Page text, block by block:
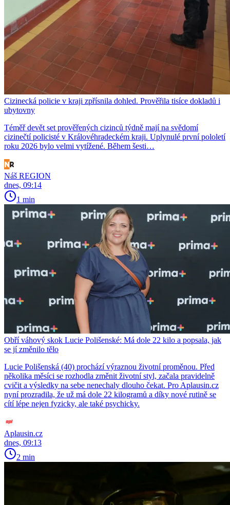
Cizinecká policie v kraji zpřísnila dohled. Prověřila tisíce dokladů i
ubytovny
Téměř devět set prověřených cizinců týdně mají na svědomí
cizinečtí policisté v Královéhradeckém kraji. Uplynulé první pololetí
roku 2026 bylo velmi vytížené. Během šesti…
Náš REGION
dnes, 09:14
1 min
Obří váhový skok Lucie Polišenské: Má dole 22 kilo a popsala, jak
se jí změnilo tělo
Lucie Polišenská (40) prochází výraznou životní proměnou. Před
několika měsíci se rozhodla změnit životní styl, začala pravidelně
cvičit a výsledky na sebe nenechaly dlouho čekat. Pro Aplausin.cz
nyní prozradila, že už má dole 22 kilogramů a díky nové rutině se
cítí lépe nejen fyzicky, ale také psychicky.
Aplausin.cz
dnes, 09:13
2 min